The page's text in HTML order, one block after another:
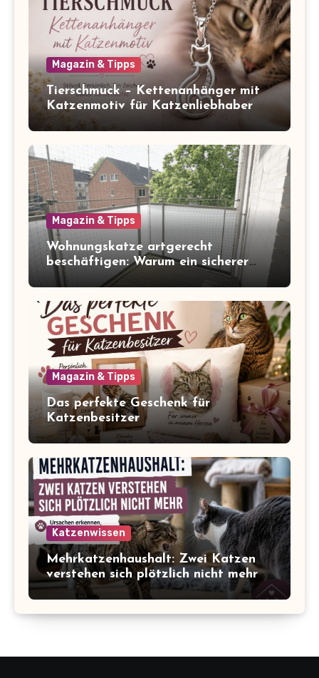
Magazin & Tipps
Tierschmuck – Kettenanhänger mit
Katzenmotiv für Katzenliebhaber
Magazin & Tipps
Wohnungskatze artgerecht
beschäftigen: Warum ein sicherer
Balkon zum Freigang dazugehört
Magazin & Tipps
Das perfekte Geschenk für
Katzenbesitzer
Katzenwissen
Mehrkatzenhaushalt: Zwei Katzen
verstehen sich plötzlich nicht mehr